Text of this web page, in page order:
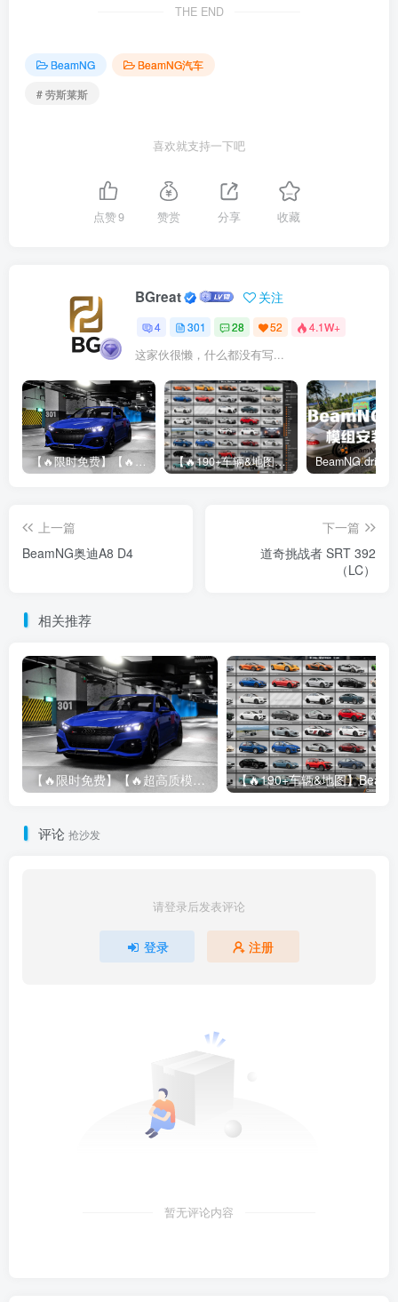
THE END
BeamNG
BeamNG汽车
# 劳斯莱斯
喜欢就支持一下吧
点赞9 赞赏 分享 收藏
BGreat 关注
4 301 28 52 4.1W+
这家伙很懒，什么都没有写...
【🔥限时免费】【🔥超高质模组】2022 奥迪 A4/S4/RS4 Avant 2.61 【🔥190+车辆&地图】BeamNG整合包
上一篇
BeamNG奥迪A8 D4
下一篇
道奇挑战者 SRT 392
（LC）
相关推荐
【🔥限时免费】【🔥超高质模组】2022 奥迪 A4/S4/RS4 Avant 2.61
评论 抢沙发
请登录后发表评论
登录 注册
暂无评论内容